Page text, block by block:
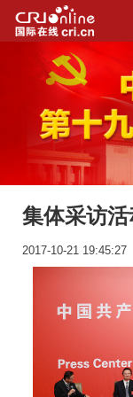
集体采访
2017-10-21